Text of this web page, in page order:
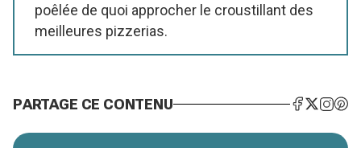
poêlée de quoi approcher le croustillant des
meilleures pizzerias.
PARTAGE CE CONTENU